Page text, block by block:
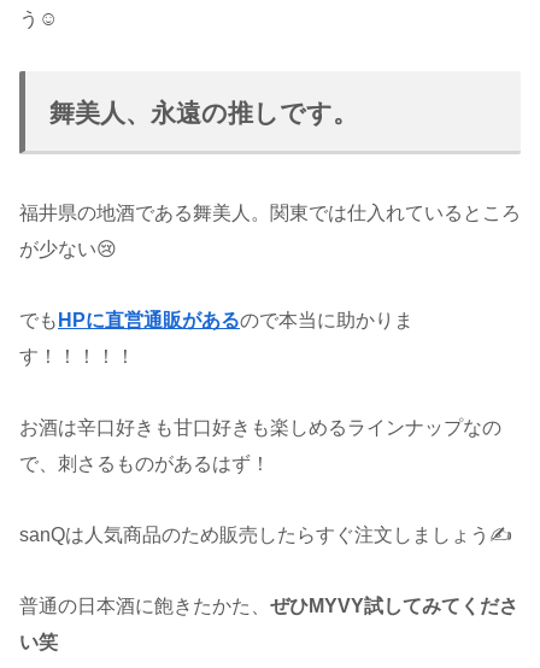
う☺
舞美人、永遠の推しです。
福井県の地酒である舞美人。関東では仕入れているところ
が少ない😢
でも HPに直営通販があるので本当に助かりま
す！！！！！
お酒は辛口好きも甘口好きも楽しめるラインナップなの
で、刺さるものがあるはず！
sanQは人気商品のため販売したらすぐ注文しましょう✍
普通の日本酒に飽きたかた、 ぜひMYVY試してみてくださ
い笑